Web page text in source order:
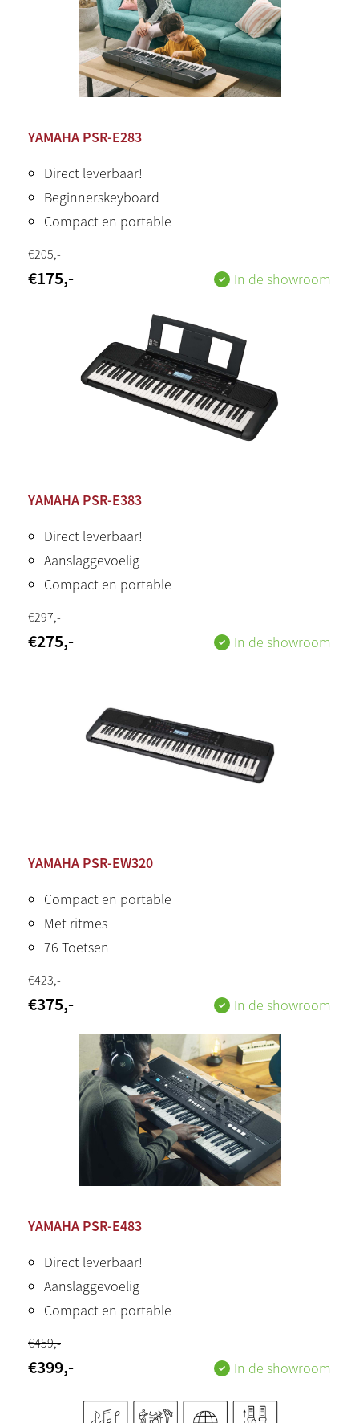
YAMAHA PSR-E283
Direct leverbaar!
Beginnerskeyboard
Compact en portable
€205,-
€175,- In de showroom
YAMAHA PSR-E383
Direct leverbaar!
Aanslaggevoelig
Compact en portable
€297,-
€275,- In de showroom
YAMAHA PSR-EW320
Compact en portable
Met ritmes
76 Toetsen
€423,-
€375,- In de showroom
YAMAHA PSR-E483
Direct leverbaar!
Aanslaggevoelig
Compact en portable
€459,-
€399,- In de showroom